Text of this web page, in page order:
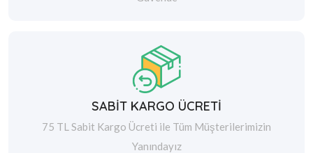
SABİT KARGO ÜCRETİ
75 TL Sabit Kargo Ücreti ile Tüm Müşterilerimizin
Yanındayız